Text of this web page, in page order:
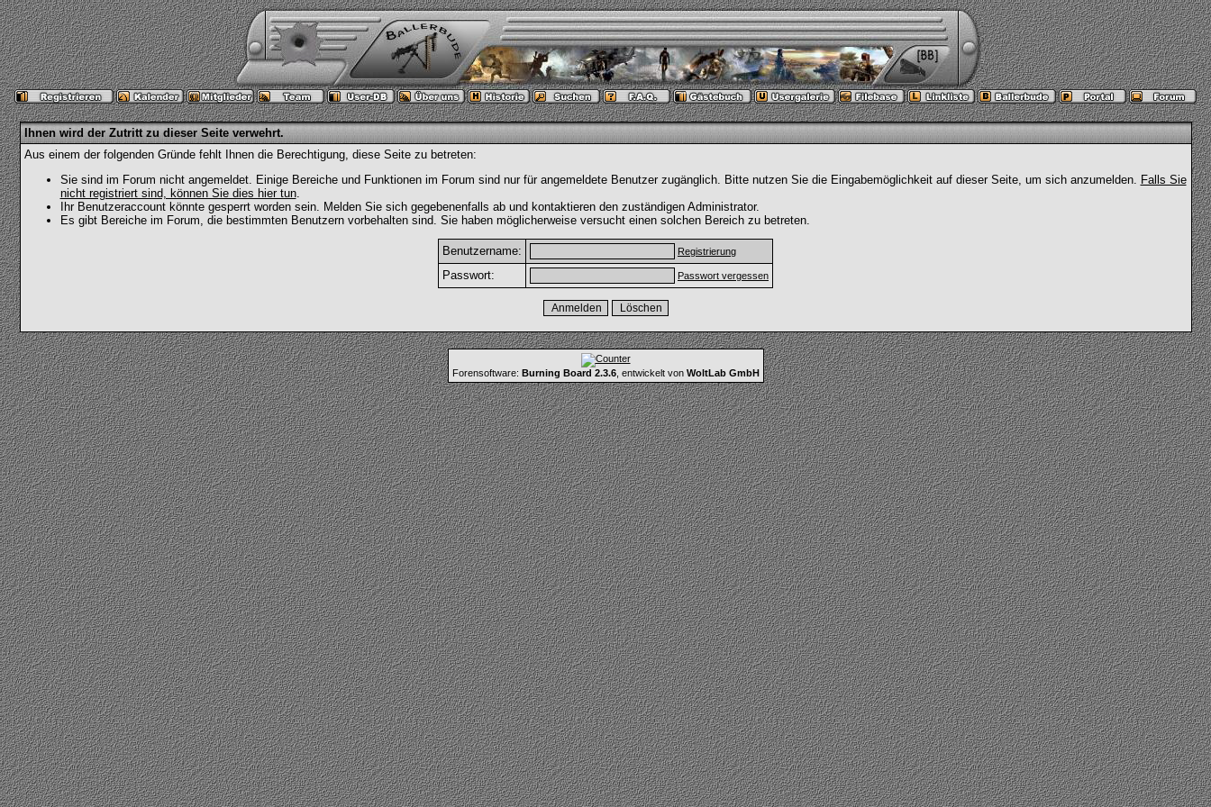
Ihnen wird der Zutritt zu dieser Seite verwehrt.
Aus einem der folgenden Gründe fehlt Ihnen die Berechtigung, diese Seite zu betreten:
Sie sind im Forum nicht angemeldet. Einige Bereiche und Funktionen im Forum sind nur für angemeldete Benutzer zugänglich. Bitte nutzen Sie die Eingabemöglichkeit auf dieser Seite, um sich anzumelden. Falls Sie
nicht registriert sind, können Sie dies hier tun.
Ihr Benutzeraccount könnte gesperrt worden sein. Melden Sie sich gegebenenfalls ab und kontaktieren den zuständigen Administrator.
Es gibt Bereiche im Forum, die bestimmten Benutzern vorbehalten sind. Sie haben möglicherweise versucht einen solchen Bereich zu betreten.
Benutzername: Registrierung
Passwort: Passwort vergessen
Forensoftware: Burning Board 2.3.6, entwickelt von WoltLab GmbH